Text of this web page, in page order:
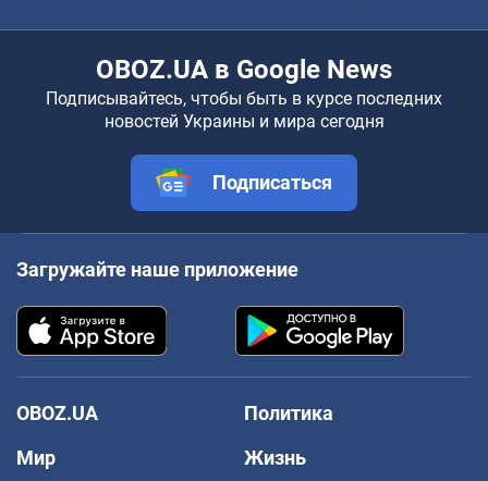
OBOZ.UA в Google News
Подписывайтесь, чтобы быть в курсе последних
новостей Украины и мира сегодня
Подписаться
Загружайте наше приложение
OBOZ.UA
Политика
Мир
Жизнь